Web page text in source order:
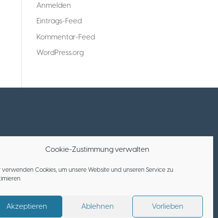
Cookie-Zustimmung verwalten
verwenden Cookies, um unsere Website und unseren Service zu
Akzeptieren Ablehnen Vorlieben
Anmelden
Eintrags-Feed
Kommentar-Feed
WordPress.org